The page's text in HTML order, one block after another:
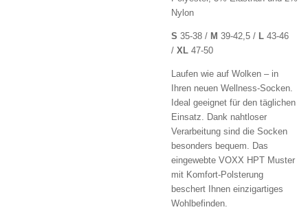
Nylon
S 35-38 / M 39-42,5 / L 43-46
/ XL 47-50
Laufen wie auf Wolken – in
Ihren neuen Wellness-Socken.
Ideal geeignet für den täglichen
Einsatz. Dank nahtloser
Verarbeitung sind die Socken
besonders bequem. Das
eingewebte VOXX HPT Muster
mit Komfort-Polsterung
beschert Ihnen einzigartiges
Wohlbefinden.